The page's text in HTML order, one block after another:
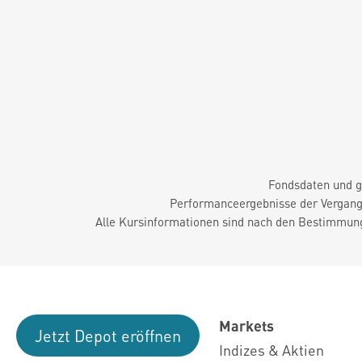
Fondsdaten und
Performanceergebnisse der
Alle Kursinformationen sind nach den
Jetzt Depot eröffnen
Markets
Indizes & Aktien